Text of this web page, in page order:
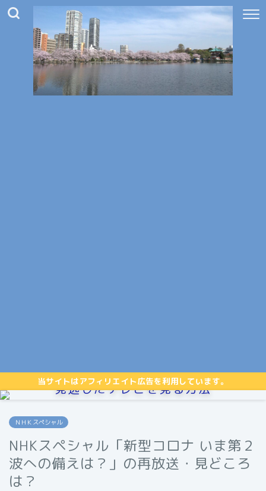
当サイトはアフィリエイト広告を利用しています。
見逃したテレビを見る方法
ＮＨＫスペシャル
NHKスペシャル「新型コロナ いま第２
波への備えは？」の再放送・見どころ
は？